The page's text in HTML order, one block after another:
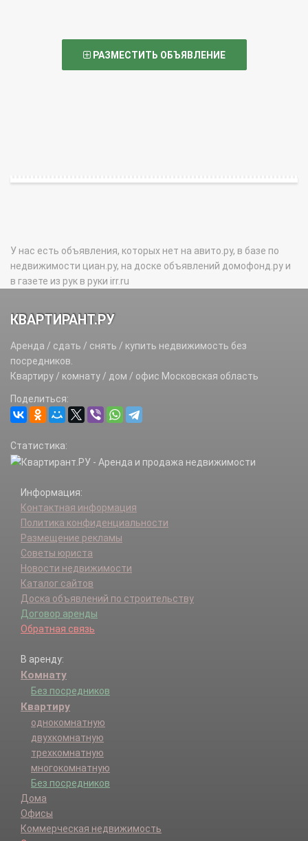
РАЗМЕСТИТЬ ОБЪЯВЛЕНИЕ
У нас есть объявления, которых нет на авито.ру, в базе по
недвижимости циан.ру, на доске объявлений домофонд.ру и
в газете из рук в руки irr.ru
КВАРТИРАНТ.РУ
Аренда / сдать / снять / купить недвижимость без
посредников.
Квартиру / комнату / дом / офис Московская область
Поделиться:
Статистика:
Информация:
Контактная информация
Политика конфиденциальности
Размещение рекламы
Советы юриста
Новости недвижимости
Каталог сайтов
Доска объявлений по строительству
Договор аренды
Обратная связь
В аренду:
Комнату
Без посредников
Квартиру
однокомнатную
двухкомнатную
трехкомнатную
многокомнатную
Без посредников
Дома
Офисы
Коммерческая недвижимость